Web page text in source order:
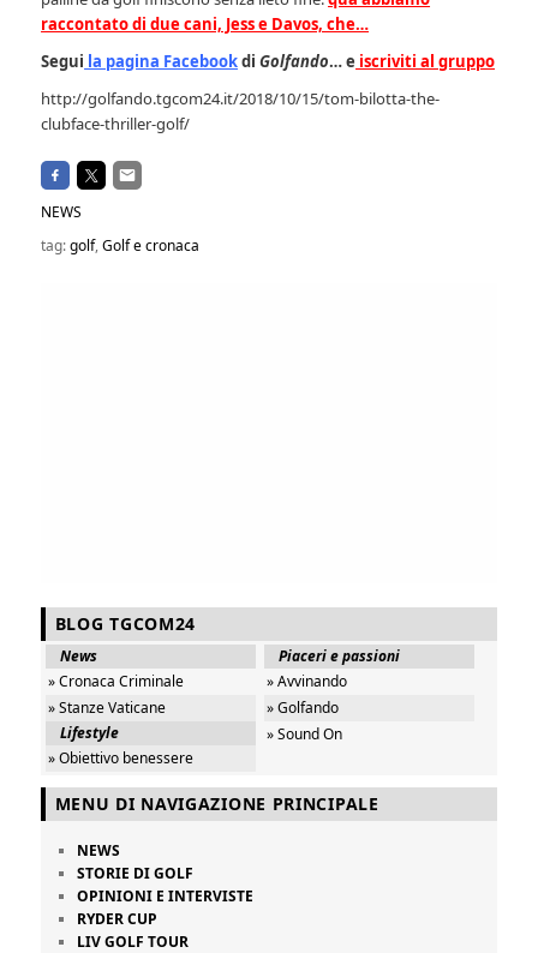
raccontato di due cani, Jess e Davos, che…
Segui la pagina FacebookdiGolfando… e iscriviti al gruppo
http://golfando.tgcom24.it/2018/10/15/tom-bilotta-the-
clubface-thriller-golf/
NEWS
tag:golf,Golf e cronaca
BLOG TGCOM24
News
» Cronaca Criminale
» Stanze Vaticane
Lifestyle
» Obiettivo benessere
Piaceri e passioni
» Avvinando
» Golfando
» Sound On
MENU DI NAVIGAZIONE PRINCIPALE
NEWS
STORIE DI GOLF
OPINIONI E INTERVISTE
RYDER CUP
LIV GOLF TOUR